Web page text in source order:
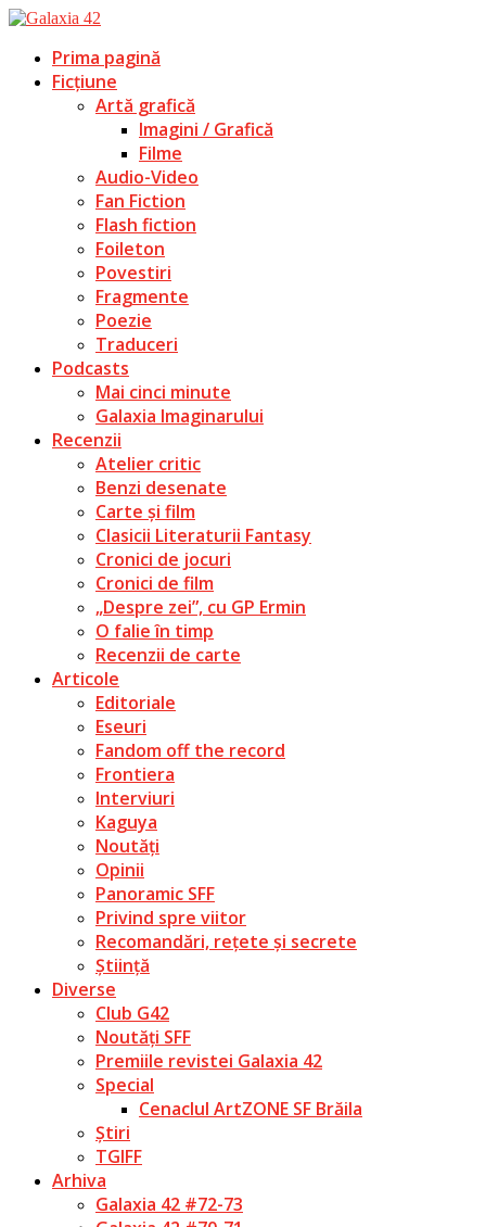
Prima pagină
Ficțiune
Artă grafică
Imagini / Grafică
Filme
Audio-Video
Fan Fiction
Flash fiction
Foileton
Povestiri
Fragmente
Poezie
Traduceri
Podcasts
Mai cinci minute
Galaxia Imaginarului
Recenzii
Atelier critic
Benzi desenate
Carte și film
Clasicii Literaturii Fantasy
Cronici de jocuri
Cronici de film
„Despre zei”, cu GP Ermin
O falie în timp
Recenzii de carte
Articole
Editoriale
Eseuri
Fandom off the record
Frontiera
Interviuri
Kaguya
Noutăți
Opinii
Panoramic SFF
Privind spre viitor
Recomandări, rețete și secrete
Știință
Diverse
Club G42
Noutăți SFF
Premiile revistei Galaxia 42
Special
Cenaclul ArtZONE SF Brăila
Știri
TGIFF
Arhiva
Galaxia 42 #72-73